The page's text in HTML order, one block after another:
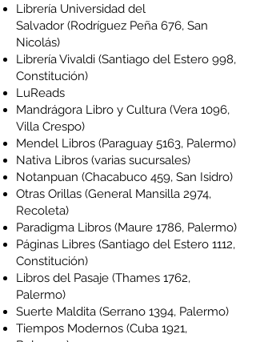
Librería Universidad del
Salvador (Rodríguez Peña 676, San
Nicolás)
Librería Vivaldi (Santiago del Estero 998,
Constitución)
LuReads
Mandrágora Libro y Cultura (Vera 1096,
Villa Crespo)
Mendel Libros (Paraguay 5163, Palermo)
Nativa Libros (varias sucursales)
Notanpuan (Chacabuco 459, San Isidro)
Otras Orillas (General Mansilla 2974,
Recoleta)
Paradigma Libros (Maure 1786, Palermo)
Páginas Libres (Santiago del Estero 1112,
Constitución)
Libros del Pasaje (Thames 1762,
Palermo)
Suerte Maldita (Serrano 1394, Palermo)
Tiempos Modernos (Cuba 1921,